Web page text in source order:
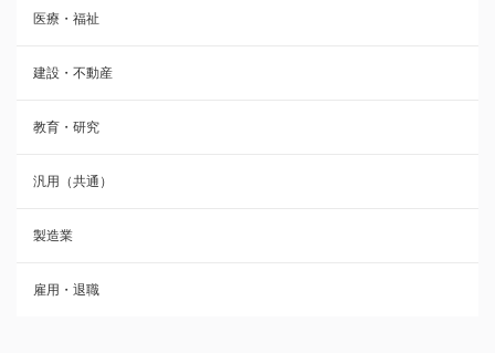
医療・福祉
建設・不動産
教育・研究
汎用（共通）
製造業
雇用・退職